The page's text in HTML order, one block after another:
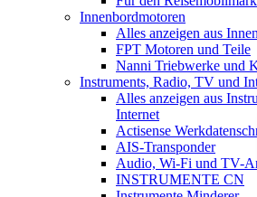
Innenbordmotoren
Alles anzeigen aus
FPT Motoren und Teile
Nanni Triebwerke und
Instruments, Radio, TV und
Alles anzeigen aus
Internet
Actisense
AIS-Transponder
Audio, Wi-Fi und TV-
INSTRUMENTE CN